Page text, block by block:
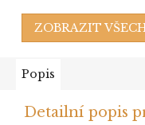
ZOBRAZIT
Popis
Detailní popis